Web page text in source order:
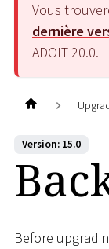
Vous
dernière
ADOIT20.0.
Version: 15.0
Before